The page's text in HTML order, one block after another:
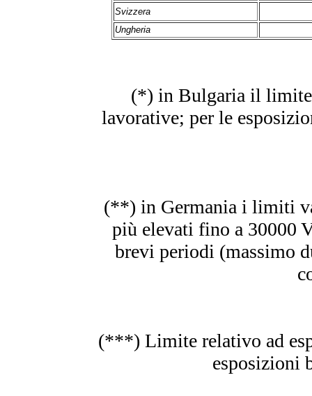
Svizzera
Ungheria
(*) in Bulgaria il limite
lavorative; per le
(**) in Germania i limiti
più elevati fino a 30000
brevi periodi (massimo
(***) Limite relativo ad
esposizioni